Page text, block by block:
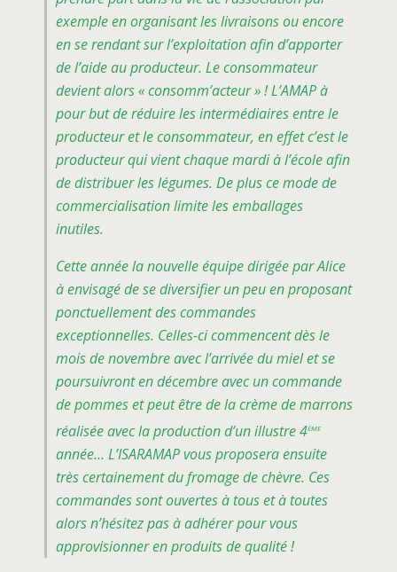
exemple en organisant les livraisons ou encore
en se rendant sur l’exploitation afin d’apporter
de l’aide au producteur. Le consommateur
devient alors «consomm’acteur» ! L’AMAP à
pour but de réduire les intermédiaires entre le
producteur et le consommateur, en effet c’est le
producteur qui vient chaque mardi à l’école afin
de distribuer les légumes. De plus ce mode de
commercialisation limite les emballages
inutiles.
Cette année la nouvelle équipe dirigée par Alice
à envisagé de se diversifier un peu en proposant
ponctuellement des commandes
exceptionnelles. Celles-ci commencent dès le
mois de novembre avec l’arrivée du miel et se
poursuivront en décembre avec un commande
de pommes et peut être de la crème de marrons
réalisée avec la production d’un illustre 4ème
année… L’ISARAMAP vous proposera ensuite
très certainement du fromage de chèvre. Ces
commandes sont ouvertes à tous et à toutes
alors n’hésitez pas à adhérer pour vous
approvisionner en produits de qualité !